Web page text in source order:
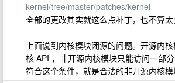
kernel/tree/master/patches/kernel
全部的更改其实就这么点补丁，也不算太
上面说到内核模块闭源的问题。开源内
核 API ，非开源内核模块只能访问一部
符合这个条件，就是合法的非开源内核模